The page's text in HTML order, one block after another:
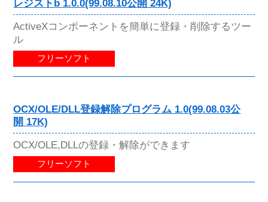
レジストb 1.0.0(99.08.10公開 24K)
ActiveXコンポーネントを簡単に登録・削除するツー
ル
フリーソフト
OCX/OLE/DLL登録解除プログラム 1.0(99.08.03公
開 17K)
OCX/OLE,DLLの登録・解除ができます
フリーソフト